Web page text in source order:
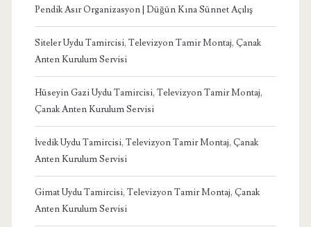
Pendik Asır Organizasyon | Düğün Kına Sünnet Açılış
Siteler Uydu Tamircisi, Televizyon Tamir Montaj, Çanak
Anten Kurulum Servisi
Hüseyin Gazi Uydu Tamircisi, Televizyon Tamir Montaj,
Çanak Anten Kurulum Servisi
İvedik Uydu Tamircisi, Televizyon Tamir Montaj, Çanak
Anten Kurulum Servisi
Gimat Uydu Tamircisi, Televizyon Tamir Montaj, Çanak
Anten Kurulum Servisi